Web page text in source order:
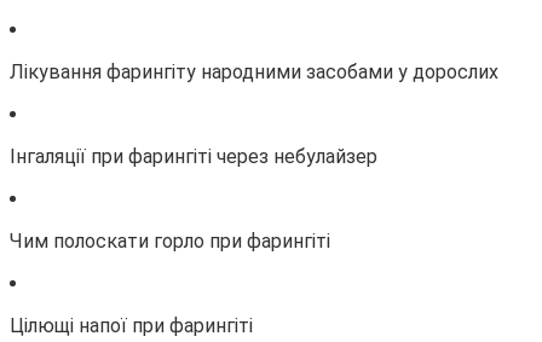
Лікування фарингіту народними засобами у дорослих
Інгаляції при фарингіті через небулайзер
Чим полоскати горло при фарингіті
Цілющі напої при фарингіті